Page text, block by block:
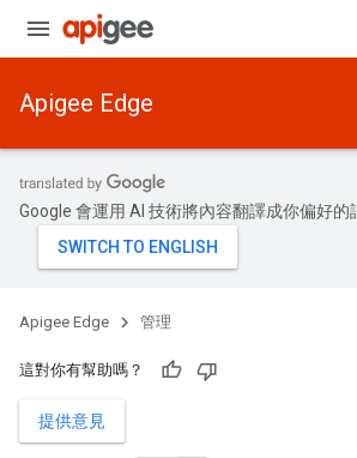
Apigee Edge
Google 會運用 AI 技術將內容翻譯成你偏好的
Apigee Edge 管理
這對你有幫助嗎？
提供意見